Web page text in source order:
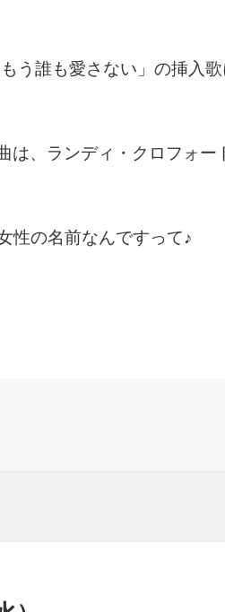
う誰も愛さない」の挿入
は、ランディ・クロフォー
性の名前なんですって♪